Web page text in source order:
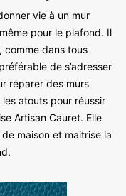
vie à un mur
pour le plafond. Il
comme dans tous
de s’adresser
réparer des murs
atouts pour réussir
Artisan Cauret. Elle
maison et maitrise la